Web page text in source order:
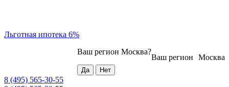
Льготная ипотека 6%
Москва
Ваш регион
Ваш регион Москва?
8 (495) 565-30-55